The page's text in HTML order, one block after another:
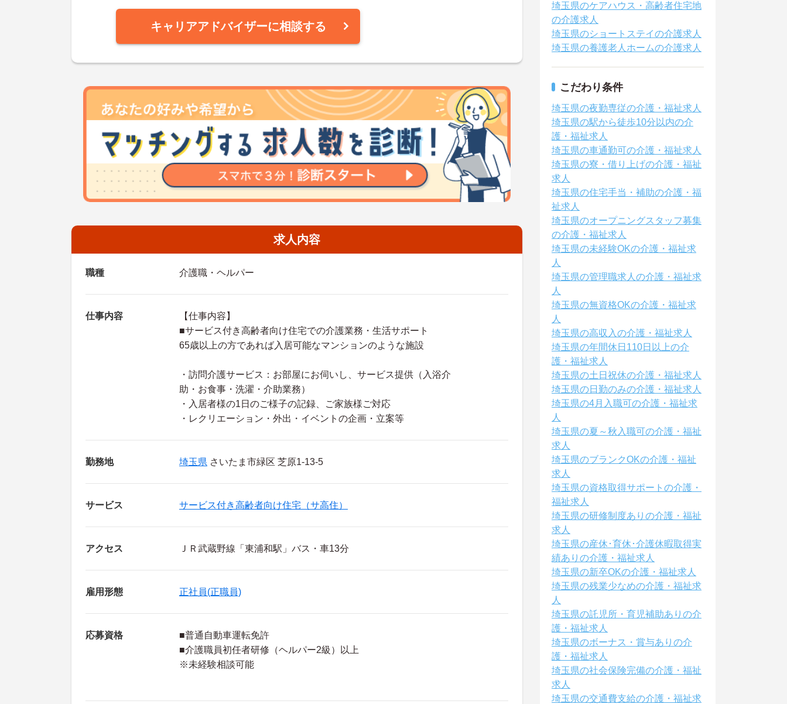
キャリアアドバイザーに相談する
求人内容
職種 介護職・ヘルパー
仕事内容
【仕事内容】
■サービス付き高齢者向け住宅での介護業務・生活サポート
65歳以上の方であれば入居可能なマンションのような施設
・訪問介護サービス：お部屋にお伺いし、サービス提供（入浴介
助・お食事・洗濯・介助業務）
・入居者様の1日のご様子の記録、ご家族様ご対応
・レクリエーション・外出・イベントの企画・立案等
勤務地 埼玉県 さいたま市緑区 芝原1-13-5
サービス サービス付き高齢者向け住宅（サ高住）
アクセス ＪＲ武蔵野線「東浦和駅」バス・車13分
雇用形態 正社員(正職員)
応募資格
■普通自動車運転免許
■介護職員初任者研修（ヘルパー2級）以上
※未経験相談可能
埼玉県のケアハウス・高齢者住宅地
の介護求人
埼玉県のショートステイの介護求人
埼玉県の養護老人ホームの介護求人
こだわり条件
埼玉県の夜勤専従の介護・福祉求人
埼玉県の駅から徒歩10分以内の介
護・福祉求人
埼玉県の車通勤可の介護・福祉求人
埼玉県の寮・借り上げの介護・福祉
求人
埼玉県の住宅手当・補助の介護・福
祉求人
埼玉県のオープニングスタッフ募集
の介護・福祉求人
埼玉県の未経験OKの介護・福祉求
人
埼玉県の管理職求人の介護・福祉求
人
埼玉県の無資格OKの介護・福祉求
人
埼玉県の高収入の介護・福祉求人
埼玉県の年間休日110日以上の介
護・福祉求人
埼玉県の土日祝休の介護・福祉求人
埼玉県の日勤のみの介護・福祉求人
埼玉県の4月入職可の介護・福祉求
人
埼玉県の夏～秋入職可の介護・福祉
求人
埼玉県のブランクOKの介護・福祉
求人
埼玉県の資格取得サポートの介護・
福祉求人
埼玉県の研修制度ありの介護・福祉
求人
埼玉県の産休･育休･介護休暇取得実
績ありの介護・福祉求人
埼玉県の新卒OKの介護・福祉求人
埼玉県の残業少なめの介護・福祉求
人
埼玉県の託児所・育児補助ありの介
護・福祉求人
埼玉県のボーナス・賞与ありの介
護・福祉求人
埼玉県の社会保険完備の介護・福祉
求人
埼玉県の交通費支給の介護・福祉求